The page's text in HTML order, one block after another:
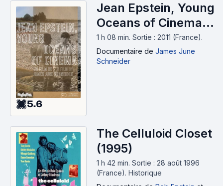
5.6
Jean Epstein, Young
Oceans of Cinema
(2011)
1 h 08 min. Sortie : 2011 (France).
Documentaire de James June
Schneider
The Celluloid Closet
(1995)
1 h 42 min. Sortie : 28 août 1996
(France). Historique